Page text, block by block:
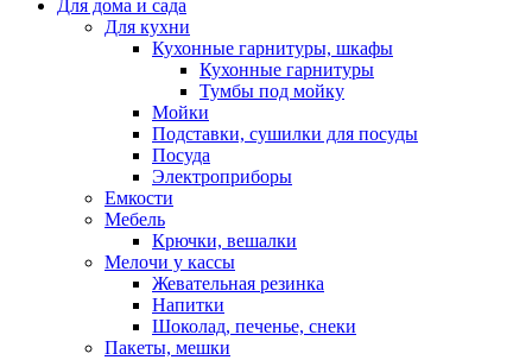
Для дома и сада
Для кухни
Кухонные гарнитуры, шкафы
Кухонные гарнитуры
Тумбы под мойку
Мойки
Подставки, сушилки для посуды
Посуда
Электроприборы
Емкости
Мебель
Крючки, вешалки
Мелочи у кассы
Жевательная резинка
Напитки
Шоколад, печенье, снеки
Пакеты, мешки